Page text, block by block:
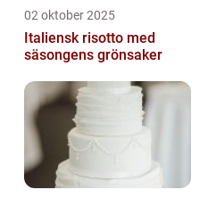
02 oktober 2025
Italiensk risotto med
säsongens grönsaker